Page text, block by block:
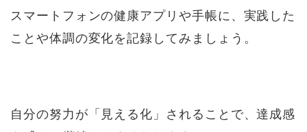
スマートフォンの健康アプリや手帳に、実践した
ことや体調の変化を記録してみましょう。
自分の努力が「見える化」されることで、達成感